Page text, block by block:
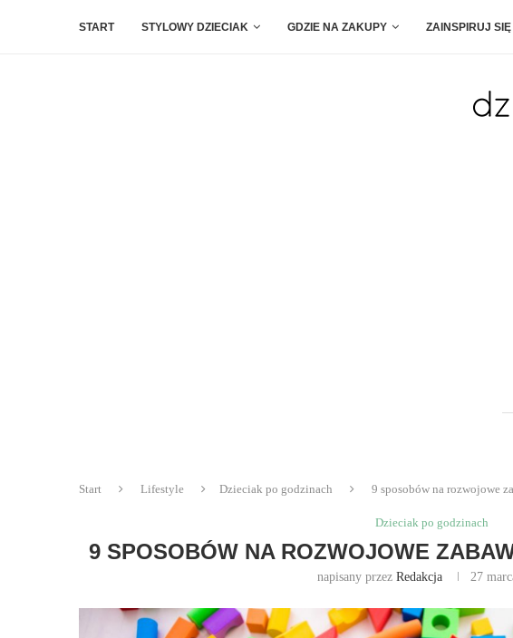
START STYLOWY DZIECIAK GDZIE NA ZAKUPY ZAINSPIRUJ SIĘ
Start Lifestyle Dzieciak po godzinach 9 sposobów na rozwojowe
Dzieciak po godzinach
9 SPOSOBÓW NA ROZWOJOWE
napisany przezRedakcja 27